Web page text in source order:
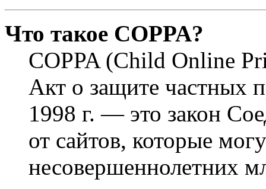
Что такое COPPA?
COPPA (Child Online
Акт о защите частных
1998 г. — это закон
от сайтов, которые
несовершеннолетних